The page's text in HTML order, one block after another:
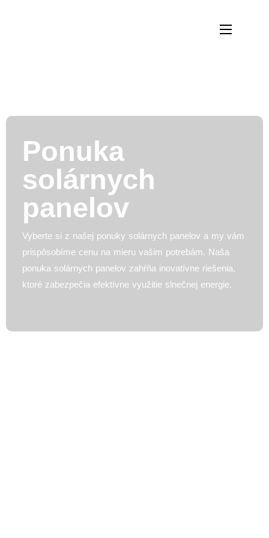
Ponuka
solárnych
panelov
Vyberte si z našej ponuky solárnych panelov a my vám
prispôsobíme cenu na mieru vašim potrebám. Naša
ponuka solárnych panelov zahŕňa inovatívne riešenia,
ktoré zabezpečia efektívne využitie slnečnej energie.